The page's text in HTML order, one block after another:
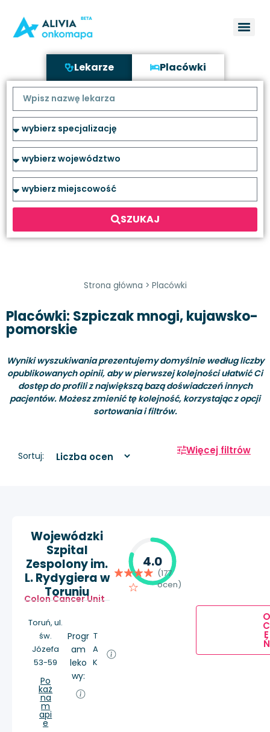
Lekarze Placówki
SZUKAJ
Strona główna > Placówki
Placówki: Szpiczak mnogi, kujawsko-
pomorskie
Wyniki wyszukiwania prezentujemy domyślnie według liczby
opublikowanych opinii, aby w pierwszej kolejności ułatwić Ci
dostęp do profili z największą bazą doświadczeń innych
pacjentów. Możesz zmienić tę kolejność, korzystając z opcji
sortowania i filtrów.
Sortuj: Więcej filtrów
Wojewódzki
Szpital
Zespolony im.
L. Rydygiera w
Toruniu
Colon Cancer Unit
Toruń, ul.
św.
Józefa
53-59
Po
każ
na
m
api
e
Progr
am
leko
wy:
T
A
K
4.0
(177
ocen)
O
C
E
Ń